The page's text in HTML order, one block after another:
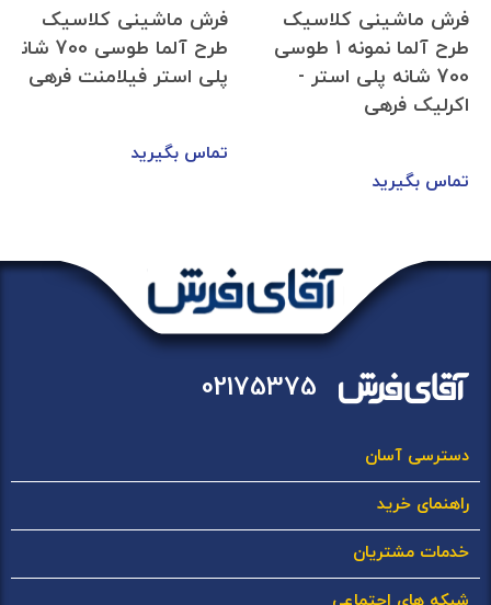
فرش ماشینی کلاسیک
طرح آلما نمونه 1 طوسی
700 شانه پلی استر -
اکرلیک فرهی
تماس بگیرید
فرش ماشینی کلاسیک
طرح آلما طوسی 700 شانه
پلی استر فیلامنت فرهی
تماس بگیرید
02175375
دسترسی آسان
راهنمای خرید
خدمات مشتریان